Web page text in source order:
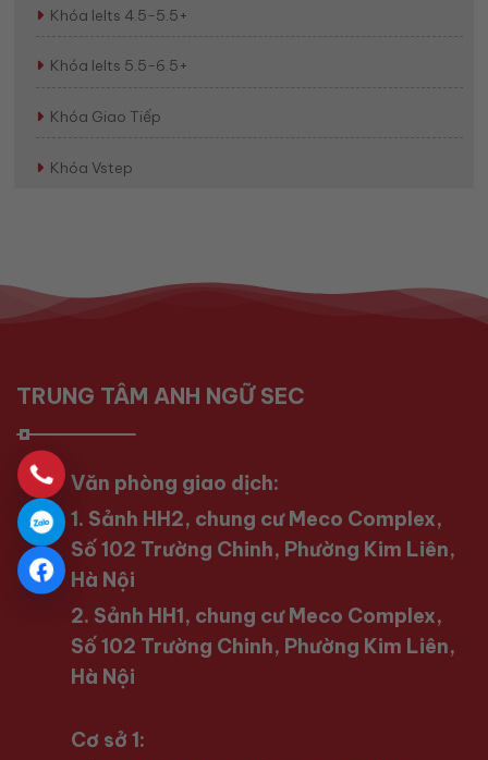
Khóa Ielts 4.5-5.5+
Khóa Ielts 5.5-6.5+
Khóa Giao Tiếp
Khóa Vstep
TRUNG TÂM ANH NGỮ SEC
Văn phòng giao dịch:
1. Sảnh HH2, chung cư Meco Complex,
Số 102 Trường Chinh, Phường Kim Liên,
Hà Nội
2. Sảnh HH1, chung cư Meco Complex,
Số 102 Trường Chinh, Phường Kim Liên,
Hà Nội
Cơ sở 1: